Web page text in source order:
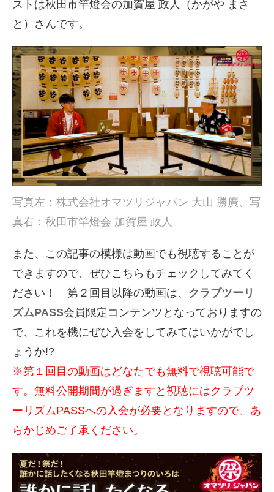
ストは秋田市竿燈会の加賀屋 政人（かがや まさ
と）さんです。
写真左：株式会社オマツリジャパン 大山 勝廣、写
真右：秋田市竿燈会 加賀屋 政人
また、この記事の模様は動画でも視聴することが
できますので、ぜひこちらもチェックしてみてく
ださい！ 第２回目以降の動画は、 クラブツーリ
ズムPASS会員限定コンテンツとなっておりますの
で、これを機にぜひ入会をしてみてはいかがでし
ょうか!?
※第１回目の動画はどなたでも無料で視聴可能で
す。無料公開期間が過ぎますと視聴にはクラブツ
ーリズムPASSへの入会が必要となりますので、あ
らかじめご了承ください。